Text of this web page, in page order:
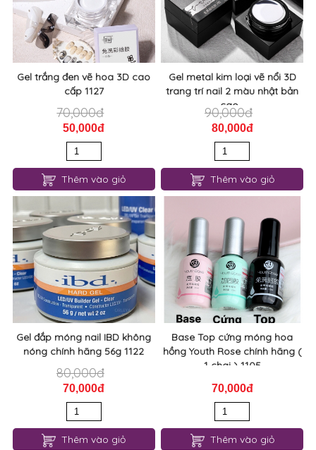
Gel trắng đen vẽ hoa 3D cao
cấp 1127
70,000đ
50,000đ
Thêm vào giỏ
Gel metal kim loại vẽ nổi 3D
trang trí nail 2 màu nhật bản
cao...
90,000đ
80,000đ
Thêm vào giỏ
Gel đắp móng nail IBD không
nóng chính hãng 56g 1122
80,000đ
70,000đ
Thêm vào giỏ
Base Top cứng móng hoa
hồng Youth Rose chính hãng (
1 chai ) 1105
70,000đ
Thêm vào giỏ